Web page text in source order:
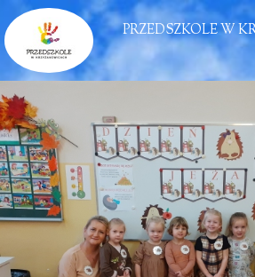
PRZEDSZKOLE W